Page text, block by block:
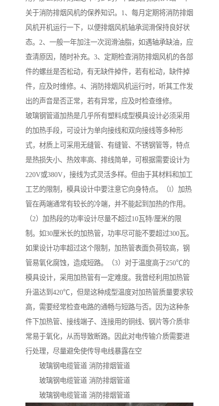
关于消防排烟风机的保养知识。1、每月定期将消防排烟
风机开机运行一下，以便排烟风机轴承润滑保持良好状
态。2、一般一年加注一次润滑油脂，如遇轴承缺油，应
查清原因，随时补充。3、定期检查消防排烟风机的各部
件的螺丝是否松动，有无缺件掉件，若有松动，缺件掉
件，应及时维修。4、消防排烟风机运行时，听其工作发
出的声音是否正常，若有异常，应及时检查维修。
玻璃钢管道加热是几乎所有塑料成型模具设计必须采用
的加热手段，可设计为单向接线和双向接线等多种形
式，材质上可采用无缝管、有缝管、不锈钢管等，特点
是热损失小、热效率高、排线简单，可根据需要设计为
220V或380V，接线为式灵活多样。但由于其材料和加工
工艺的限制，模具设计中要注意它向身特点。（l）加热
管在两端通常有较长的冷端，并不能起到加热的作用。
（2）加热段的功率设计尽量不超过10瓦特/厘米的限
制。如30厘米长的加热管，功率尽可能不要超过300瓦。
如果设计功率超过这个限制，加热管表面负荷较高，钢
管易氧化腐蚀，造成短路。（3）对于温度高于250℃的
模具设计，采用加热管有一定难度。我曾经利用加热管
升温达到420℃，但是这种成型温度对加热管质量要求较
高，需要经常检查电路的通畅与短路与否。因为这种条
件下加热管、接线端子、连接用的铜线、钢片等介质非
常易于氧化，从而导致断路。因此对电传输介质需要进
行处理，尽量避免使传导电线暴露在空
玻璃钢电缆管道 消防排烟管道
玻璃钢电缆管道 消防排烟管道
玻璃钢电缆管道 消防排烟管道